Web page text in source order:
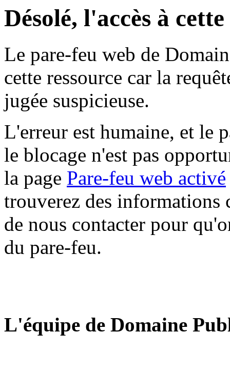
Désolé, l'accès à
Le pare-feu web de
cette ressource car la
jugée suspicieuse.
L'erreur est humaine, et le
le blocage n'est pas
la page Pare-feu web activé
trouverez des informations
de nous contacter pour
du pare-feu.
L'équipe de Domaine